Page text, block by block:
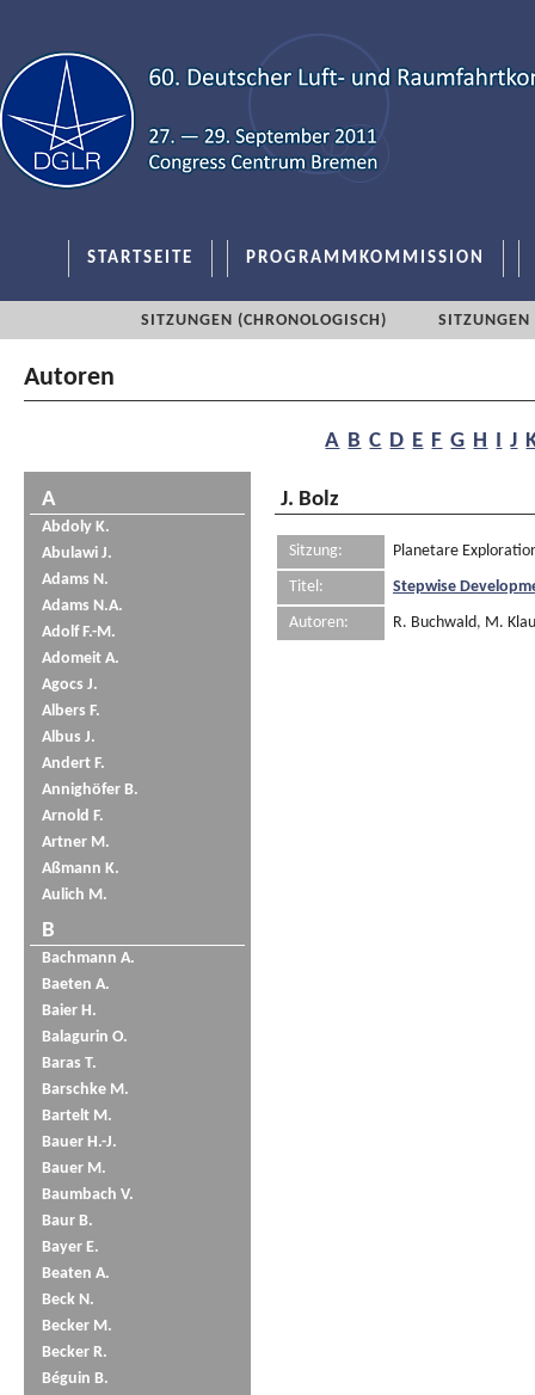
STARTSEITE PROGRAMMKOMMISSION
SITZUNGEN (CHRONOLOGISCH) SITZUNGEN
Autoren
A B C D E F G H I J
A
Abdoly K.
Abulawi J.
Adams N.
Adams N.A.
Adolf F.-M.
Adomeit A.
Agocs J.
Albers F.
Albus J.
Andert F.
Annighöfer B.
Arnold F.
Artner M.
Aßmann K.
Aulich M.
B
Bachmann A.
Baeten A.
Baier H.
Balagurin O.
Baras T.
Barschke M.
Bartelt M.
Bauer H.-J.
Bauer M.
Baumbach V.
Baur B.
Bayer E.
Beaten A.
Beck N.
Becker M.
Becker R.
Béguin B.
J. Bolz
Sitzung:
Planetare
Titel:
Stepwise
Autoren:
R. Buchwald, M.